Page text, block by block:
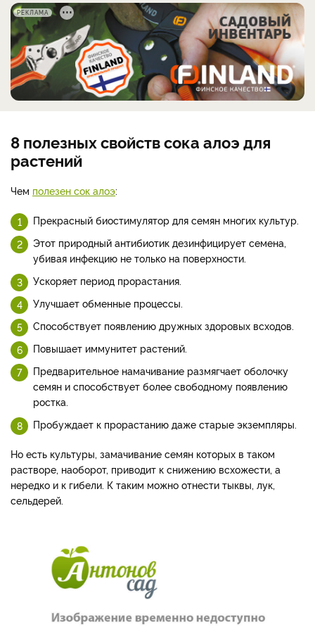
РЕКЛАМА
8 полезных свойств сока алоэ для
растений
Чем полезен сок алоэ:
Прекрасный биостимулятор для семян многих культур.
Этот природный антибиотик дезинфицирует семена,
убивая инфекцию не только на поверхности.
Ускоряет период прорастания.
Улучшает обменные процессы.
Способствует появлению дружных здоровых всходов.
Повышает иммунитет растений.
Предварительное намачивание размягчает оболочку
семян и способствует более свободному появлению
ростка.
Пробуждает к прорастанию даже старые экземпляры.
Но есть культуры, замачивание семян которых в таком
растворе, наоборот, приводит к снижению всхожести, а
нередко и к гибели. К таким можно отнести тыквы, лук,
сельдерей.